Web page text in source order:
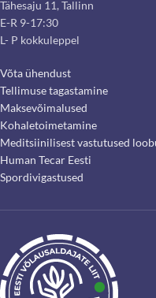
Tähesaju 11, Tallinn
E-R 9-17:30
L- P kokkuleppel
Võta ühendust
Tellimuse tagastamine
Maksevõimalused
Kohaletoimetamine
Meditsiinilisest vastutused
Human Tecar Eesti
Spordivigastused